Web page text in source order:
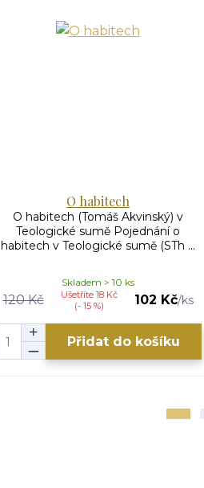
O habitech
O habitech (Tomáš Akvinský) v
Teologické sumě Pojednání o
habitech v Teologické sumě (STh ...
120 Kč
Ušetříte 18 Kč
(- 15 %)
102 Kč/ks
Skladem > 10 ks
Přidat do košíku